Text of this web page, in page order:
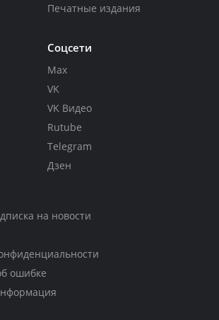
Печатные издания
Соцсети
Max
VK
VK Видео
Rutube
Telegram
Дзен
на новости
ошибке